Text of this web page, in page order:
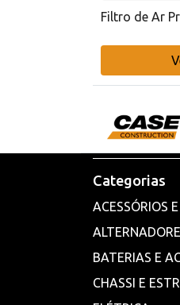
Filtro de Ar
Categorias
ACESSÓRIOS
BATERIAS E
CHASSI E